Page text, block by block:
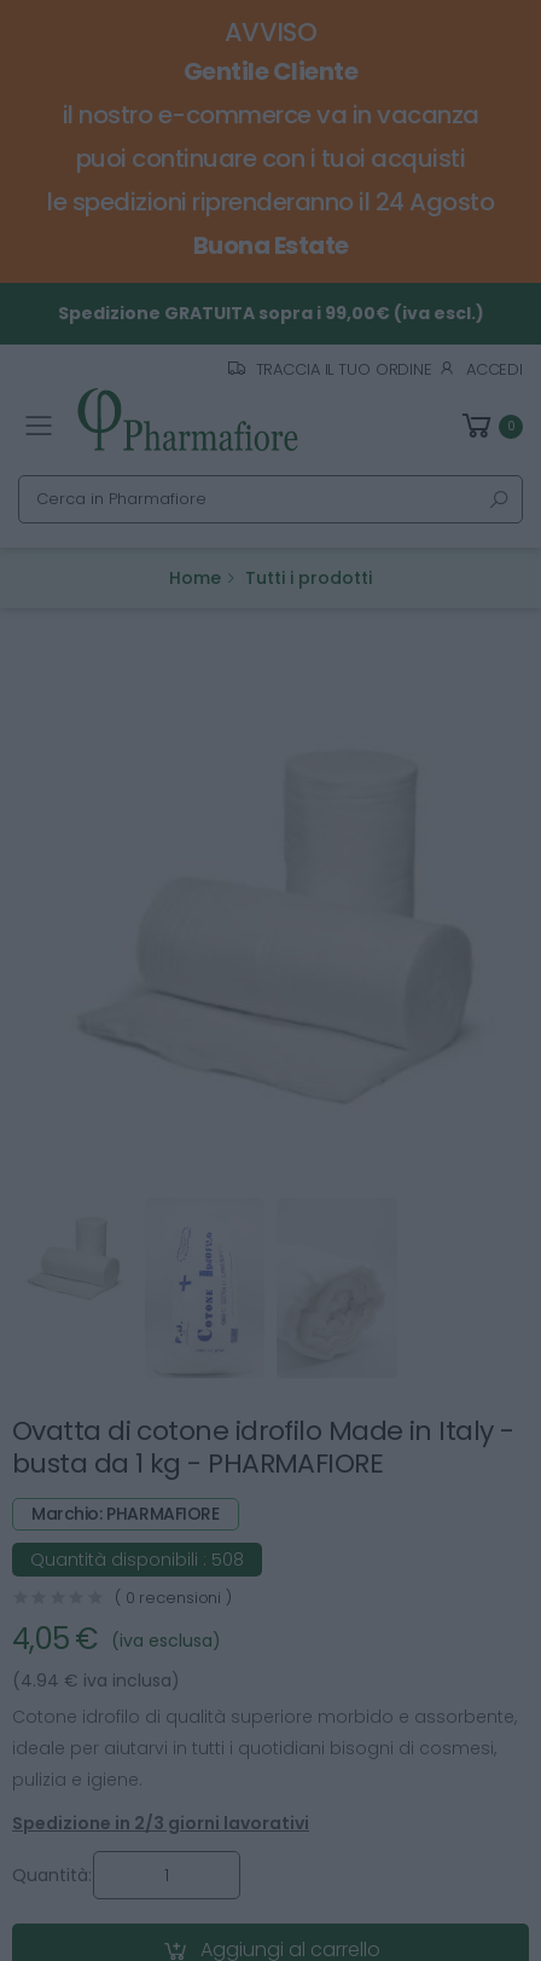
AVVISO
Gentile Cliente
il nostro e-commerce va in vacanza
puoi continuare con i tuoi acquisti
le spedizioni riprenderanno il 24 Agosto
Buona Estate
Spedizione GRATUITA sopra i 99,00€ (iva escl.)
TRACCIA IL TUO ORDINE ACCEDI
Toggle mobile menu 0
Cerca
Home Tutti i prodotti
Ovatta di cotone idrofilo Made in Italy -
busta da 1 kg - PHARMAFIORE
Marchio: PHARMAFIORE
Quantità disponibili : 508
( 0 recensioni )
4,05 €
(iva esclusa)
(4.94 € iva inclusa)
Cotone idrofilo di qualità superiore morbido e assorbente,
ideale per aiutarvi in tutti i quotidiani bisogni di cosmesi,
pulizia e igiene.
Spedizione in 2/3 giorni lavorativi
Quantità:
Aggiungi al carrello